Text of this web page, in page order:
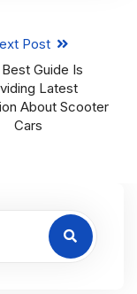
Post
Guide Is
Latest
About Scooter
Cars